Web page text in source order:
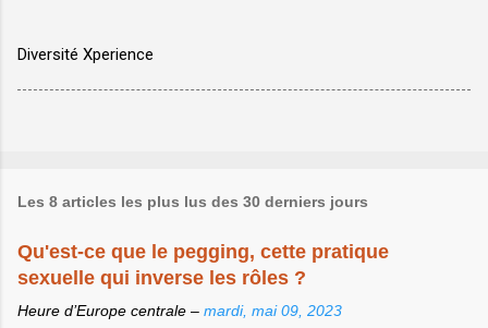
Diversité Xperience
Les 8 articles les plus lus des 30 derniers jours
Qu'est-ce que le pegging, cette pratique
sexuelle qui inverse les rôles ?
Heure d’Europe centrale – mardi, mai 09, 2023